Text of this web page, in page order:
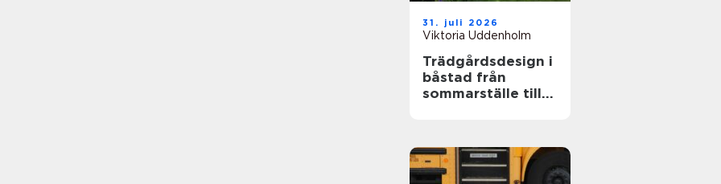
31. juli 2026
Viktoria Uddenholm
Trädgårdsdesign i
båstad från
sommarställe till